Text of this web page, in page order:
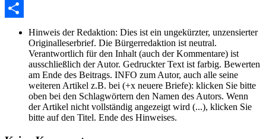
WhatsApp
Hinweis der Redaktion: Dies ist ein ungekürzter, unzensierter
Originalleserbrief. Die Bürgerredaktion ist neutral.
Verantwortlich für den Inhalt (auch der Kommentare) ist
ausschließlich der Autor. Gedruckter Text ist farbig. Bewerten
am Ende des Beitrags. INFO zum Autor, auch alle seine
weiteren Artikel z.B. bei (+x neuere Briefe): klicken Sie bitte
oben bei den Schlagwörtern den Namen des Autors. Wenn
der Artikel nicht vollständig angezeigt wird (...), klicken Sie
bitte auf den Titel. Ende des Hinweises.